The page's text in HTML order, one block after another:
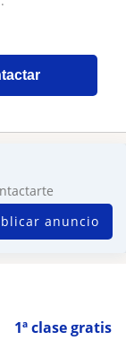
anuncio
1ª clase gratis